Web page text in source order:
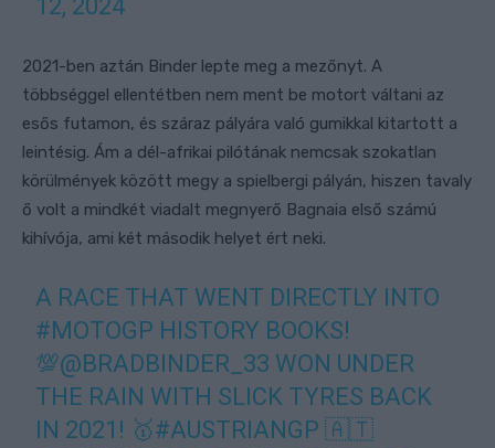
12, 2024
2021-ben aztán Binder lepte meg a mezőnyt. A
többséggel ellentétben nem ment be motort váltani az
esős futamon, és száraz pályára való gumikkal kitartott a
leintésig. Ám a dél-afrikai pilótának nemcsak szokatlan
körülmények között megy a spielbergi pályán, hiszen tavaly
ő volt a mindkét viadalt megnyerő Bagnaia első számú
kihívója, ami két második helyet ért neki.
A RACE THAT WENT DIRECTLY INTO
#MOTOGP HISTORY BOOKS!
💯@BRADBINDER_33 WON UNDER
THE RAIN WITH SLICK TYRES BACK
IN 2021! 🥇#AUSTRIANGP 🇦🇹